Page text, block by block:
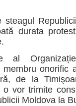
durata
al
onorific
de la
vor trimite
Moldova la